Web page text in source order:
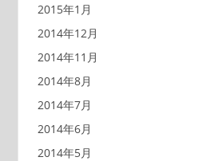
2015年1月
2014年12月
2014年11月
2014年8月
2014年7月
2014年6月
2014年5月